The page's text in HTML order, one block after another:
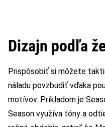
Dizajn podľa
Prispôsobiť si môžete
náladu povzbudiť vďaka
motívov. Príkladom je
Season využíva tóny a